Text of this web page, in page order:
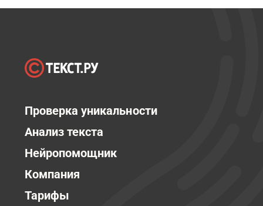
Проверка уникальности
Анализ текста
Нейропомощник
Компания
Тарифы